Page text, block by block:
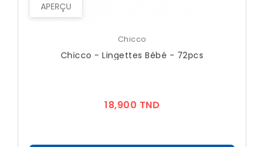
APERÇU
Chicco
Chicco - Lingettes Bébé - 72pcs
18,900 TND